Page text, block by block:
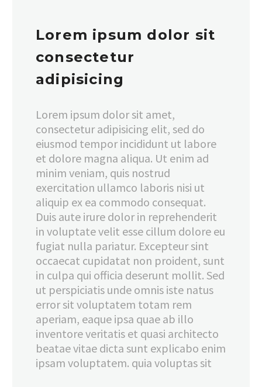
Lorem ipsum dolor sit
consectetur
adipisicing
Lorem ipsum dolor sit amet,
consectetur adipisicing elit, sed do
eiusmod tempor incididunt ut labore
et dolore magna aliqua. Ut enim ad
minim veniam, quis nostrud
exercitation ullamco laboris nisi ut
aliquip ex ea commodo consequat.
Duis aute irure dolor in reprehenderit
in voluptate velit esse cillum dolore eu
fugiat nulla pariatur. Excepteur sint
occaecat cupidatat non proident, sunt
in culpa qui officia deserunt mollit. Sed
ut perspiciatis unde omnis iste natus
error sit voluptatem totam rem
aperiam, eaque ipsa quae ab illo
inventore veritatis et quasi architecto
beatae vitae dicta sunt explicabo enim
ipsam voluptatem. quia voluptas sit